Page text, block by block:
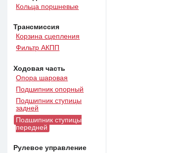
Кольца поршневые
Трансмиссия
Корзина сцепления
Фильтр АКПП
Ходовая часть
Опора шаровая
Подшипник опорный
Подшипник ступицы
задней
Подшипник ступицы
передней
Рулевое управление